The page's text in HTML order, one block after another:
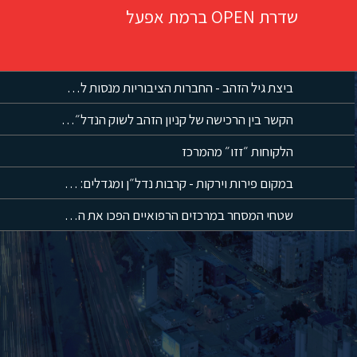
שדרת OPEN ברמת אפעל
ביצת גיל הזהב - החברות הציבוריות מנסות לתפוס נתח משוק הדיור המוגן
הקשר בין הרכישה של קניון הזהב לשוק הנדל״ן המסחרי שמחשב מסלול מחדש
הלקוחות ״זזו״ מהמרכז
במקום פירות וירקות - קרבות נדל״ן ומגדלים: המהפך של שוק מחנה יהודה
שטחי המסחר במרכזים הרפואיים הפכו את המטופלים לקהל שבוי